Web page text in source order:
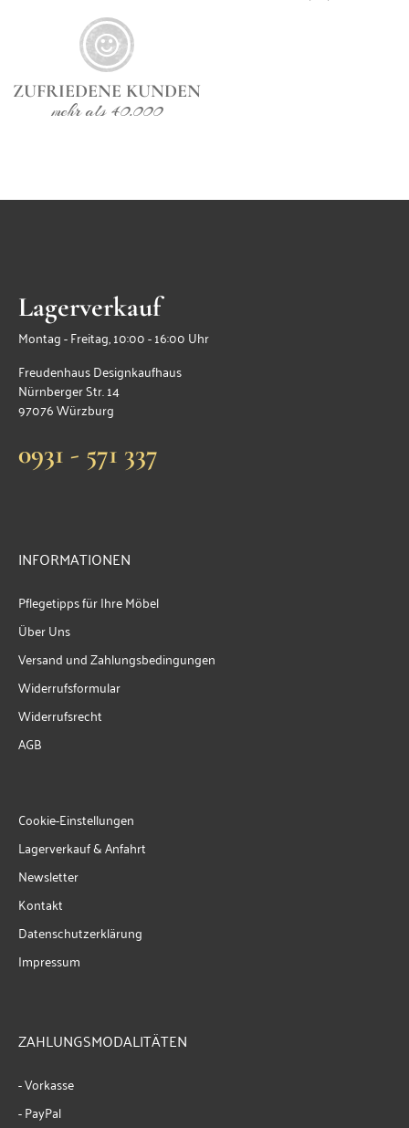
ZUFRIEDENE KUNDEN
mehr als 40.000
Lagerverkauf
Montag - Freitag, 10:00 - 16:00 Uhr
Freudenhaus Designkaufhaus
Nürnberger Str. 14
97076 Würzburg
0931 - 571 337
INFORMATIONEN
Pflegetipps für Ihre Möbel
Über Uns
Versand und Zahlungsbedingungen
Widerrufsformular
Widerrufsrecht
AGB
Cookie-Einstellungen
Lagerverkauf & Anfahrt
Newsletter
Kontakt
Datenschutzerklärung
Impressum
ZAHLUNGSMODALITÄTEN
- Vorkasse
- PayPal